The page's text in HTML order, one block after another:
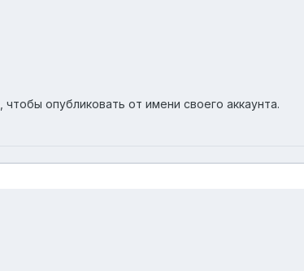
, чтобы опубликовать от имени своего аккаунта.